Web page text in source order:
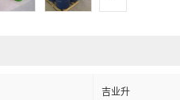
吉业升